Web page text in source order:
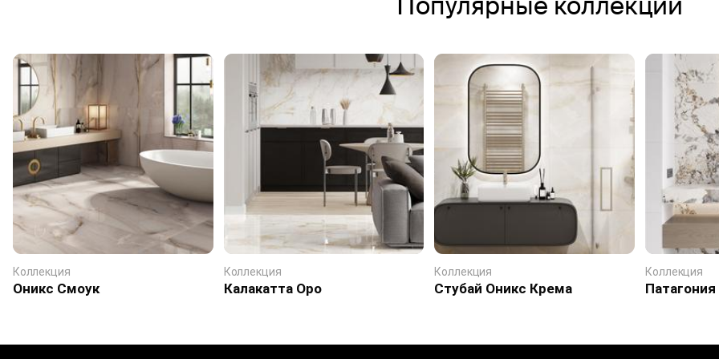
Коллекция
Оникс Смоук
Коллекция
Калакатта Оро
Коллекция
Стубай Оникс Крема
Коллекция
Патагония